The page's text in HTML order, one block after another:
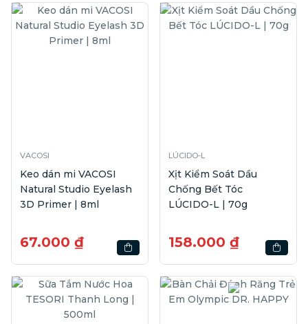
VACOSI
Keo dán mi VACOSI
Natural Studio Eyelash
3D Primer | 8ml
67.000 ₫
LÚCIDO-L
Xịt Kiểm Soát Dầu
Chống Bết Tóc
LÚCIDO-L | 70g
158.000 ₫